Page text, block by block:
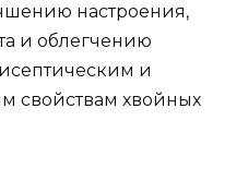
настроения,
и облегчению
и
свойствам хвойных